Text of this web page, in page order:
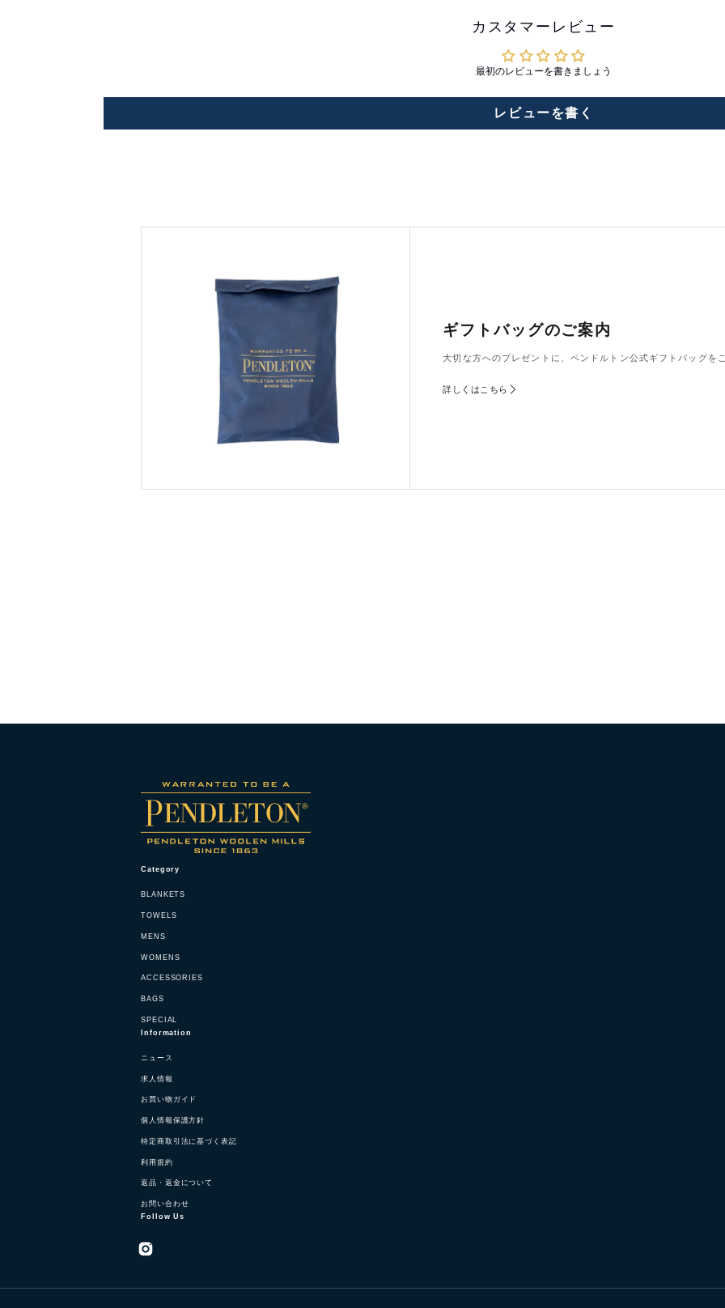
カスタマーレビュー
最初のレビューを書きましょう
レビューを書く
ギフトバッグのご案内
大切な方へのプレゼントに、ペンドルトン公式ギフトバッグを
詳しくはこちら
Category
BLANKETS
TOWELS
MENS
WOMENS
ACCESSORIES
BAGS
SPECIAL
Information
ニュース
求人情報
お買い物ガイド
個人情報保護方針
特定商取引法に基づく表記
利用規約
返品・返金について
お問い合わせ
Follow Us
Instagram